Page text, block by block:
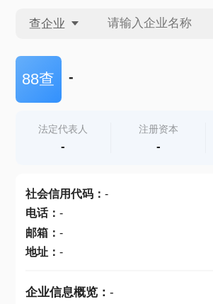
查企业
查企业
查产地
88查 -
法定代表人
-
注册资本
-
社会信用代码： -
电话： -
邮箱： -
地址： -
企业信息概览： -